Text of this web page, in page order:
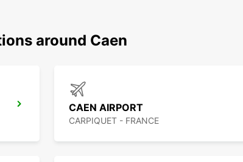
around Caen
CAEN AIRPORT
CARPIQUET - FRANCE